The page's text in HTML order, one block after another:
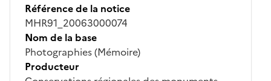
Référence de la notice
MHR91_20063000074
Nom de la base
Photographies (Mémoire)
Producteur